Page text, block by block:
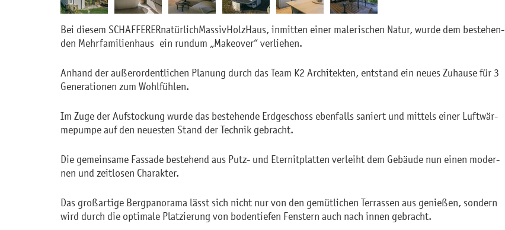
Bei die­sem SCHAF­FE­RER­na­tür­lich­Mas­siv­Holz­Haus, in­mit­ten einer ma­le­ri­schen Natur, wurde dem be­ste­hen­
den Mehr­fa­mi­li­en­haus ein rund­um „Make­over“ ver­lie­hen.
An­hand der au­ßer­or­dent­li­chen Pla­nung durch das Team K2 Ar­chi­tek­ten, ent­stand ein neues Zu­hau­se für 3
Ge­ne­ra­tio­nen zum Wohl­füh­len.
Im Zuge der Auf­sto­ckung wurde das be­ste­hen­de Erd­ge­schoss eben­falls sa­niert und mit­tels einer Luft­wär­
me­pum­pe auf den neu­es­ten Stand der Tech­nik ge­bracht.
Die ge­mein­sa­me Fas­sa­de be­ste­hend aus Putz- und Eter­nit­plat­ten ver­leiht dem Ge­bäu­de nun einen mo­der­
nen und zeit­lo­sen Cha­rak­ter.
Das gro­ßar­ti­ge Berg­pan­ora­ma lässt sich nicht nur von den ge­müt­li­chen Ter­ras­sen aus ge­nie­ßen, son­dern
wird durch die op­ti­ma­le Plat­zie­rung von bo­den­tie­fen Fens­tern auch nach innen ge­bracht.